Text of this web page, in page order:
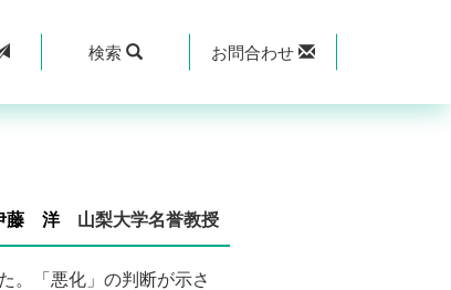
検索 お問合わせ
藤 洋山梨大学名誉教授
。「悪化」の判断が示さ